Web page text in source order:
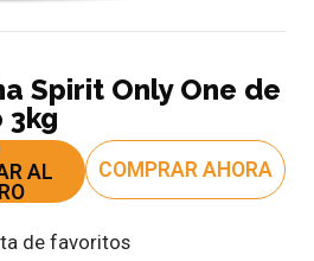
Spirit Only One de
3kg
AL
COMPRAR AHORA
de favoritos